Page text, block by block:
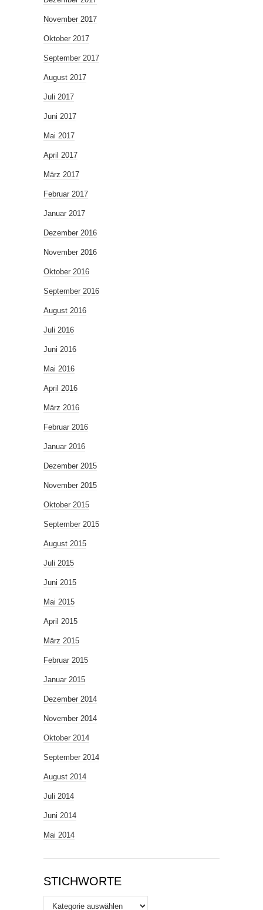
November 2017
Oktober 2017
September 2017
August 2017
Juli 2017
Juni 2017
Mai 2017
April 2017
März 2017
Februar 2017
Januar 2017
Dezember 2016
November 2016
Oktober 2016
September 2016
August 2016
Juli 2016
Juni 2016
Mai 2016
April 2016
März 2016
Februar 2016
Januar 2016
Dezember 2015
November 2015
Oktober 2015
September 2015
August 2015
Juli 2015
Juni 2015
Mai 2015
April 2015
März 2015
Februar 2015
Januar 2015
Dezember 2014
November 2014
Oktober 2014
September 2014
August 2014
Juli 2014
Juni 2014
Mai 2014
STICHWORTE
Stichworte